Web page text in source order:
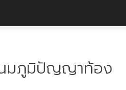
มภูมิปัญญาท้อง